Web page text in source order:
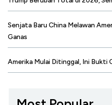
Senjata Baru China Melawan
Ganas
Amerika Mulai Ditinggal, Ini Bukti